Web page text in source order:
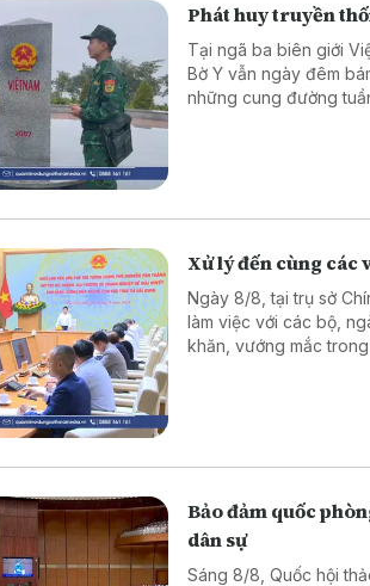
Phát huy truyền
Tại ngã ba biên giới
Bờ Y vẫn ngày đêm
những cung đường
Xử lý đến cùng các
Ngày 8/8, tại trụ sở
làm việc với các bộ,
khăn, vướng mắc
Bảo đảm quốc
dân sự
Sáng 8/8, Quốc hội